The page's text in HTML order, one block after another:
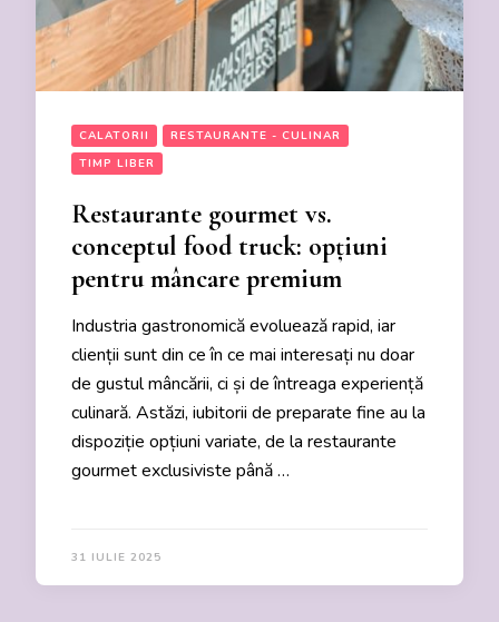
CALATORII
RESTAURANTE - CULINAR
TIMP LIBER
Restaurante gourmet vs.
conceptul food truck: opțiuni
pentru mâncare premium
Industria gastronomică evoluează rapid, iar
clienții sunt din ce în ce mai interesați nu doar
de gustul mâncării, ci și de întreaga experiență
culinară. Astăzi, iubitorii de preparate fine au la
dispoziție opțiuni variate, de la restaurante
gourmet exclusiviste până …
31 IULIE 2025